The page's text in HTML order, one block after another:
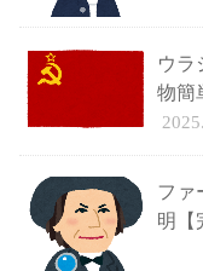
ウラ
物簡
ファ
明【